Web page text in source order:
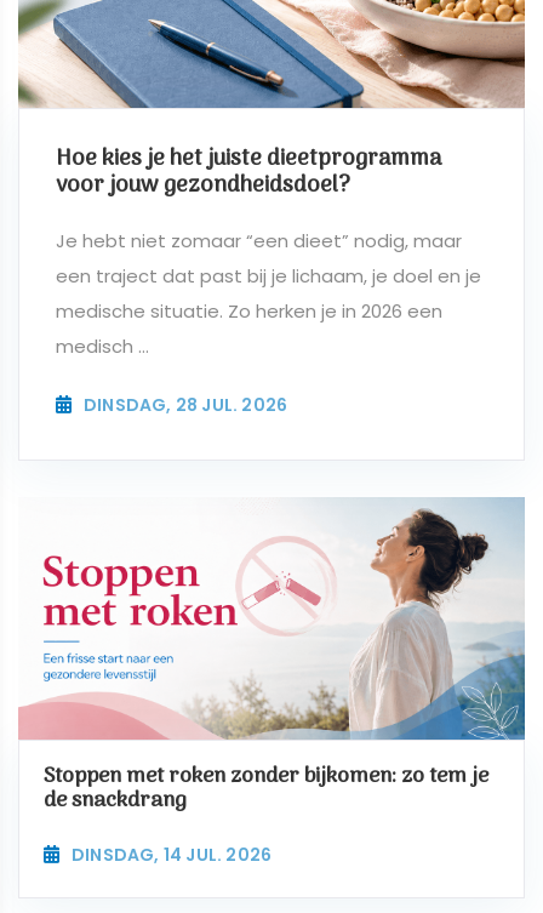
Hoe kies je het juiste dieetprogramma
voor jouw gezondheidsdoel?
Je hebt niet zomaar “een dieet” nodig, maar
een traject dat past bij je lichaam, je doel en je
medische situatie. Zo herken je in 2026 een
medisch ...
DINSDAG, 28 JUL. 2026
Stoppen met roken zonder bijkomen: zo tem je
de snackdrang
DINSDAG, 14 JUL. 2026